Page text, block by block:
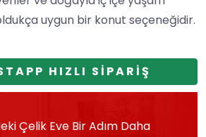
uygun bir konut seçeneğidir.
HIZLI SİPARİŞ
Çelik Eve Bir Adım Daha